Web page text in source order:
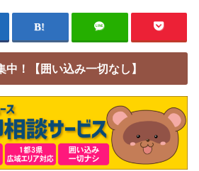
中！【囲い込み一切なし】